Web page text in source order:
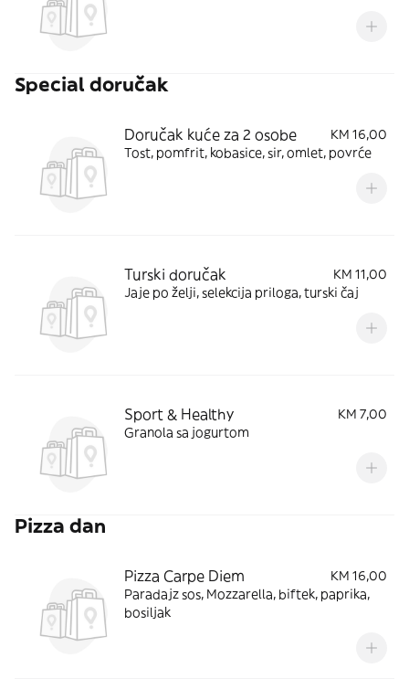
Special doručak
Doručak kuće za 2 osobe
KM 16,00
Tost, pomfrit, kobasice, sir, omlet, povrće
Turski doručak
KM 11,00
Jaje po želji, selekcija priloga, turski čaj
Sport & Healthy
KM 7,00
Granola sa jogurtom
Pizza dan
Pizza Carpe Diem
KM 16,00
Paradajz sos, Mozzarella, biftek, paprika,
bosiljak